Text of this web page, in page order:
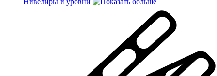
Нивелиры и уровни